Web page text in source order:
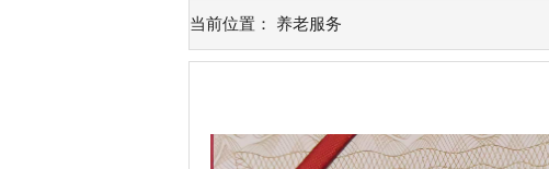
当前位置： 养老服务